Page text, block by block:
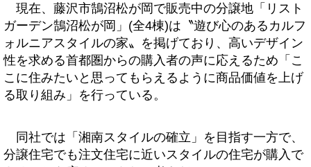
現在、藤沢市鵠沼松が岡で販売中の分譲地「リスト
ガーデン鵠沼松が岡」(全4棟)は〝遊び心のあるカルフ
ォルニアスタイルの家〟を掲げており、高いデザイン
性を求める首都圏からの購入者の声に応えるため「こ
こに住みたいと思ってもらえるように商品価値を上げ
る取り組み」を行っている。
同社では「湘南スタイルの確立」を目指す一方で、
分譲住宅でも注文住宅に近いスタイルの住宅が購入で